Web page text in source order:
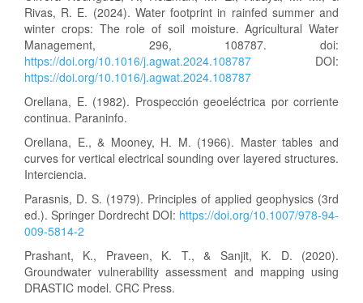
Rivas, R. E. (2024). Water footprint in rainfed summer and
winter crops: The role of soil moisture. Agricultural Water
Management, 296, 108787. doi:
https://doi.org/10.1016/j.agwat.2024.108787 DOI:
https://doi.org/10.1016/j.agwat.2024.108787
Orellana, E. (1982). Prospección geoeléctrica por corriente
continua. Paraninfo.
Orellana, E., & Mooney, H. M. (1966). Master tables and
curves for vertical electrical sounding over layered structures.
Interciencia.
Parasnis, D. S. (1979). Principles of applied geophysics (3rd
ed.). Springer Dordrecht DOI: https://doi.org/10.1007/978-94-
009-5814-2
Prashant, K., Praveen, K. T., & Sanjit, K. D. (2020).
Groundwater vulnerability assessment and mapping using
DRASTIC model. CRC Press.